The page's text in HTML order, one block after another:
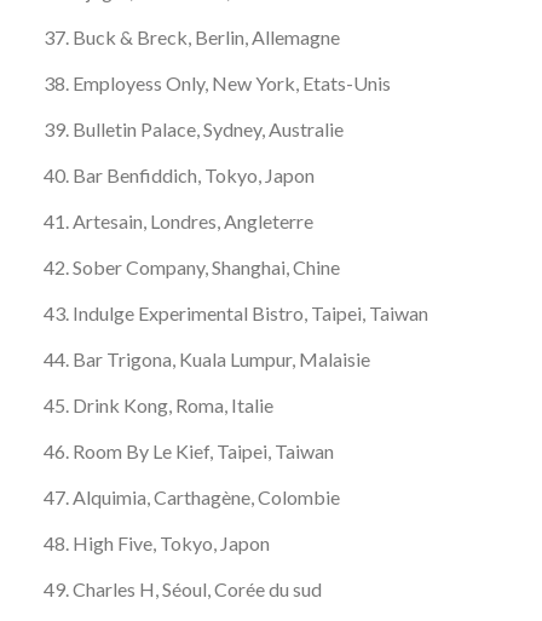
Buck & Breck, Berlin, Allemagne
Employess Only, New York, Etats-Unis
Bulletin Palace, Sydney, Australie
Bar Benfiddich, Tokyo, Japon
Artesain, Londres, Angleterre
Sober Company, Shanghai, Chine
Indulge Experimental Bistro, Taipei, Taiwan
Bar Trigona, Kuala Lumpur, Malaisie
Drink Kong, Roma, Italie
Room By Le Kief, Taipei, Taiwan
Alquimia, Carthagène, Colombie
High Five, Tokyo, Japon
Charles H, Séoul, Corée du sud